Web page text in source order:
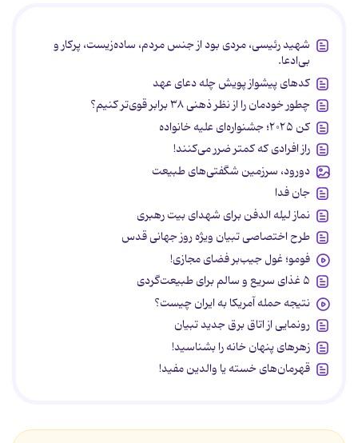
شهید رئیسی، مردی بود از جنس مردم، ساده‌زیست، پرکار و
بی‌ادعا.
کدهای پیشواز پویش چله دعای عهد
چطور خودمان را از نظر ذهنی ۳۸ برابر قوی‌تر کنیم؟
کن ۲۰۲۵؛ جشنواره‌ای علیه خانواده
راز افرادی که کمتر ضرر می‌کنند!
دورود، سرزمین شگفتی‌های طبیعت
جان فدا
نماز لیله الدفن برای شهدای بیت رهبری
طرح اختصاصی تبیان ویژه روز جهانی قدس
فومو؛ غول جیب‌بر فضای مجازی!
۵ غذای سریع و سالم برای طبیعت‌گردی
نتیجه حمله آمریکا به ایران چیست؟
رونمایی از اتاق برق جدید تبیان
زهرهای پنهان خانه را بشناسید!
قهرمان‌های خسته یا والدین مفید!